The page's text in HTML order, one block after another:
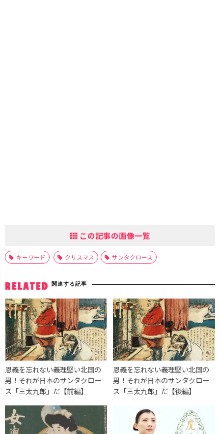
この記事の画像一覧
キーワード クリスマス サンタクロース
RELATED 関連する記事
恩義を忘れない義理堅い北国の
男！それが日本のサンタクロー
ス「三太九郎」だ【前編】
恩義を忘れない義理堅い北国の
男！それが日本のサンタクロー
ス「三太九郎」だ【後編】